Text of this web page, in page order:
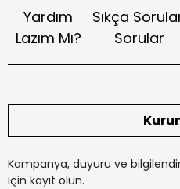
Yardım
Lazım Mı?
Sıkça
Sorular
Kampanya, duyuru ve
için kayıt olun.